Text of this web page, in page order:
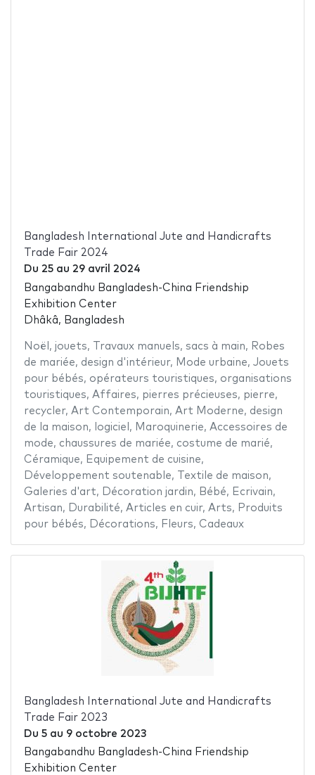
Bangladesh International Jute and Handicrafts
Trade Fair 2024
Du 25au 29 avril 2024
Bangabandhu Bangladesh-China Friendship
Exhibition Center
Dhâkâ, Bangladesh
Noël , jouets, Travaux manuels, sacs à main, Robes
de mariée, design d'intérieur, Mode urbaine, Jouets
pour bébés, opérateurs touristiques, organisations
touristiques, Affaires, pierres précieuses, pierre,
recycler, Art Contemporain, Art Moderne, design
de la maison, logiciel , Maroquinerie, Accessoires de
mode, chaussures de mariée, costume de marié,
Céramique, Equipement de cuisine,
Développement soutenable, Textile de maison,
Galeries d'art, Décoration jardin, Bébé, Ecrivain,
Artisan, Durabilité, Articles en cuir, Arts, Produits
pour bébés, Décorations, Fleurs, Cadeaux
Bangladesh International Jute and Handicrafts
Trade Fair 2023
Du 5au 9 octobre 2023
Bangabandhu Bangladesh-China Friendship
Exhibition Center